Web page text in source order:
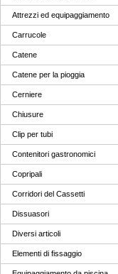
Attrezzi ed equipaggiamento
Carrucole
Catene
Catene per la pioggia
Cerniere
Chiusure
Clip per tubi
Contenitori gastronomici
Copripali
Corridori del Cassetti
Dissuasori
Diversi articoli
Elementi di fissaggio